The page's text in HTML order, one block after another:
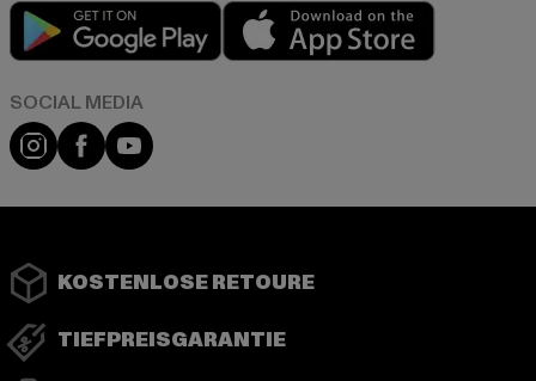
Play market
Instagram
FacebookYouTube
KOSTENLOSE RETOURE
TIEFPREISGARANTIE